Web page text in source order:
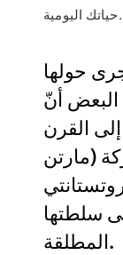
حياتك اليومية.
حولها
أنّ
القرن
(مارتن
سلطتها
المطلقة.